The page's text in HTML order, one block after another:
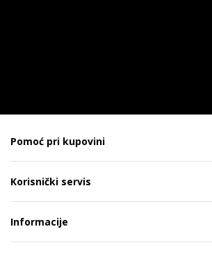
Pomoć pri kupovini
Korisnički servis
Informacije